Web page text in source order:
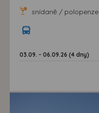
snídaně / polopenze
03.09. - 06.09.26 (4 dny)